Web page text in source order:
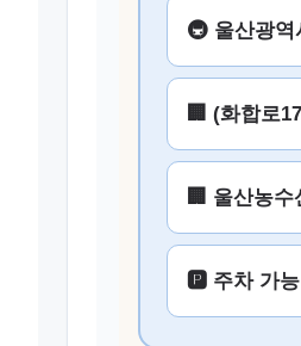
🚇 울산광역
🏢 (화합로
🏢 울산농
🅿️ 주차 가능